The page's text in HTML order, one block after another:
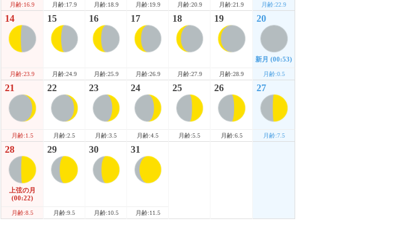
月齢:16.9 月齢:17.9 月齢:18.9 月齢:19.9 月齢:20.9 月齢:21.9 月齢:22.9
14
月齢:23.9
15
月齢:24.9
16
月齢:25.9
17
月齢:26.9
18
月齢:27.9
19
月齢:28.9
20
新月(00:53)
月齢:0.5
21
月齢:1.5
22
月齢:2.5
23
月齢:3.5
24
月齢:4.5
25
月齢:5.5
26
月齢:6.5
27
月齢:7.5
28
上弦の月
(00:22)
月齢:8.5
29
月齢:9.5
30
月齢:10.5
31
月齢:11.5